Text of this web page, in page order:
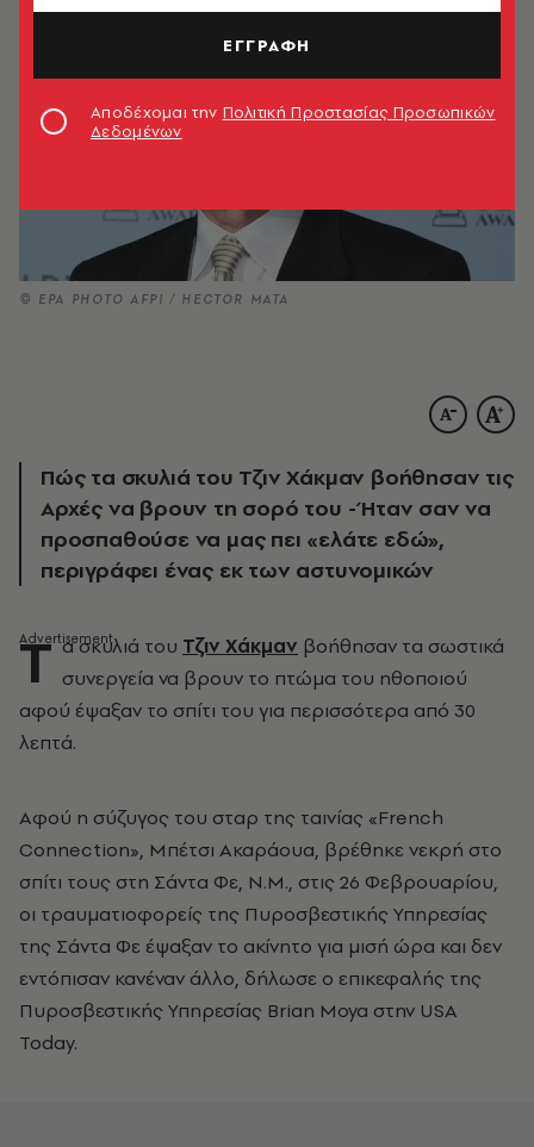
© EPA PHOTO AFPI / HECTOR MATA
Πώς τα σκυλιά του Τζιν Χάκμαν βοήθησαν τις
Αρχές να βρουν τη σορό του - Ήταν σαν να
προσπαθούσε να μας πει «ελάτε εδώ»,
περιγράφει ένας εκ των αστυνομικών
Τ α σκυλιά του Τζιν Χάκμαν βοήθησαν τα σωστικά
συνεργεία να βρουν το πτώμα του ηθοποιού
αφού έψαξαν το σπίτι του για περισσότερα από 30
λεπτά.
Αφού η σύζυγος του σταρ της ταινίας «French
Connection», Μπέτσι Ακαράουα, βρέθηκε νεκρή στο
σπίτι τους στη Σάντα Φε, Ν.Μ., στις 26 Φεβρουαρίου,
οι τραυματιοφορείς της Πυροσβεστικής Υπηρεσίας
της Σάντα Φε έψαξαν το ακίνητο για μισή ώρα και δεν
εντόπισαν κανέναν άλλο, δήλωσε ο επικεφαλής της
Πυροσβεστικής Υπηρεσίας Brian Moya στην USA
Today.
ΕΓΓΡΑΦΗ
Αποδέχομαι την Πολιτική Προστασίας Προσωπικών
Δεδομένων